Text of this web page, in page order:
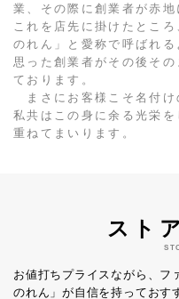
業、その際に創業者が赤
これを店先に掛けたとこ
のれん」と愛称で呼ばれ
思った創業者がその後そ
ております。
まさにお客様こそ名付け
私共はこの身に余る光栄
重ねてまいります。
スト
お値打ちプライスながら、フ
のれん」が自信を持っておす